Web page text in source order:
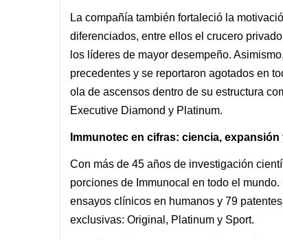
La compañía también fortaleció la
diferenciados, entre ellos el crucero
los líderes de mayor desempeño.
precedentes y se reportaron agotados en
ola de ascensos dentro de su estructura
Executive Diamond y Platinum.
Immunotec en cifras: ciencia,
Con más de 45 años de investigación
porciones de Immunocal en todo el
ensayos clínicos en humanos y 79
exclusivas: Original, Platinum y Sport.